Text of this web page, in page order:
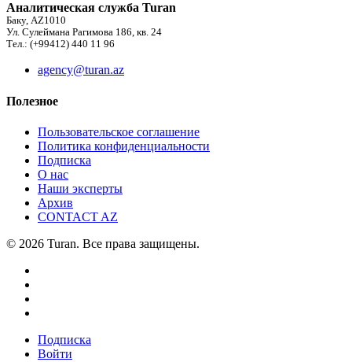
Аналитическая служба Turan
Баку, AZ1010
Ул. Сулеймана Рагимова 186, кв. 24
Тел.: (+99412) 440 11 96
agency@turan.az
Полезное
Пользовательское соглашение
Политика конфиденциальности
Подписка
О нас
Наши эксперты
Архив
CONTACT AZ
© 2026 Turan. Все права защищены.
Подписка
Войти